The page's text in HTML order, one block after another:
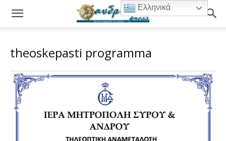
theoskepasti programma
Ελληνικά